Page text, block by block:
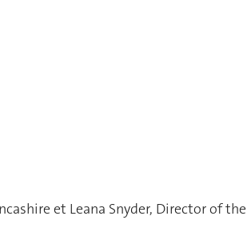
et Leana Snyder, Director of the